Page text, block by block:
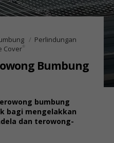
Perlindungan
Cover ®
Bumbung
bumbung
bagi mengelakkan
dan terowong-